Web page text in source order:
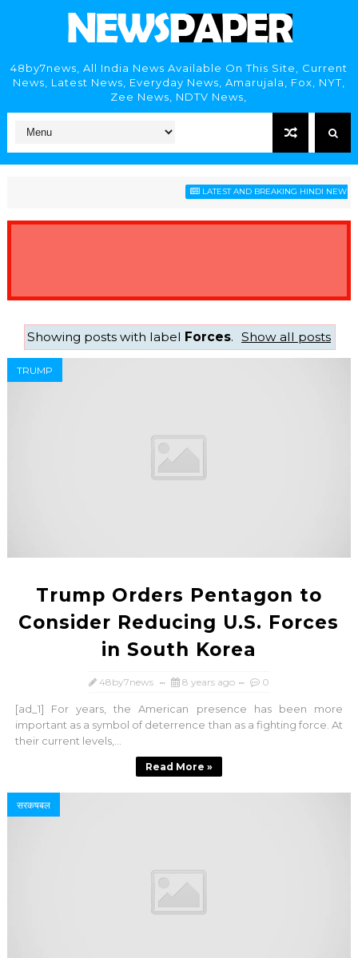
48by7news, All India News Available On This Site, Current
News, Latest News, Everyday News, Amarujala, Fox, NYT,
Zee News, NDTV News,
LATEST AND BREAKING HINDI NEWS
Showing posts with label Forces. Show all posts
TRUMP
Trump Orders Pentagon to
Consider Reducing U.S. Forces
in South Korea
48by7news 8 years ago 0
[ad_1] For years, the American presence has been more
important as a symbol of deterrence than as a fighting force. At
their current levels,...
Read More »
सरकषबल